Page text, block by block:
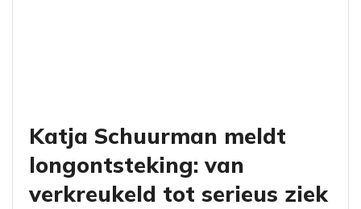
Katja Schuurman meldt
longontsteking: van
verkreukeld tot serieus ziek